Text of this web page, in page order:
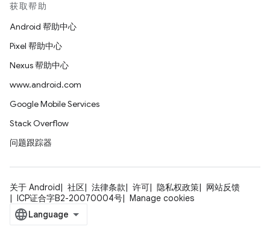
获取帮助
Android 帮助中心
Pixel 帮助中心
Nexus 帮助中心
www.android.com
Google Mobile Services
Stack Overflow
问题跟踪器
关于 Android 社区 法律条款 许可 隐私权政策
网站反馈
ICP证合字B2-20070004号
Manage cookies